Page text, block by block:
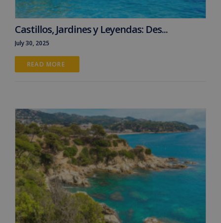
Castillos, Jardines y Leyendas: Des...
July 30, 2025
READ MORE